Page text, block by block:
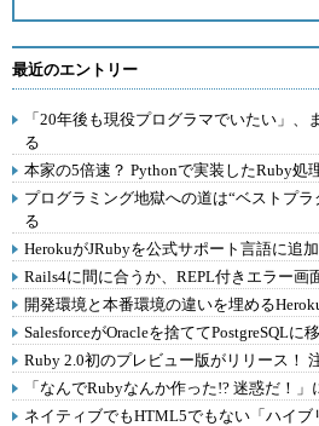
最近のエントリー
「20年後も現役プログラマでいたい」
る
本家の5倍速？ Pythonで実装したRuby処
プログラミング地獄への道は“ベストプ
る
HerokuがJRubyを公式サポート言語に追加
Rails4に間に合うか、REPL付きエラー画
開発環境と本番環境の違いを埋める
SalesforceがOracleを捨ててPostgreSQLに
Ruby 2.0初のプレビュー版がリリース！
「なんでRubyなんか作った!? 迷惑だ！」
ネイティブでもHTML5でもない「ハイ